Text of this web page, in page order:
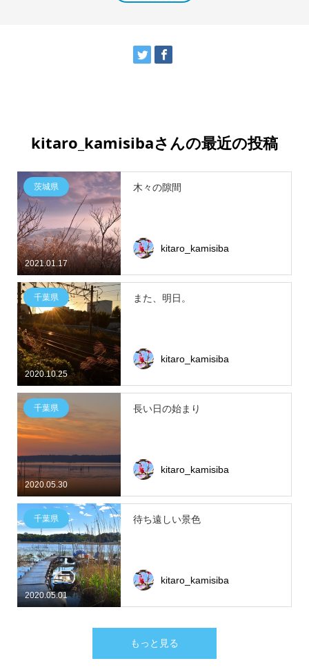
kitaro_kamisibaさんの最近の投稿
2021.01.17
茨城県 木々の隙間
kitaro_kamisiba
2020.10.25
千葉県 また、明日。
kitaro_kamisiba
2020.05.30
千葉県 長い日の始まり
kitaro_kamisiba
2020.05.01
千葉県 待ち遠しい景色
kitaro_kamisiba
もっと見る